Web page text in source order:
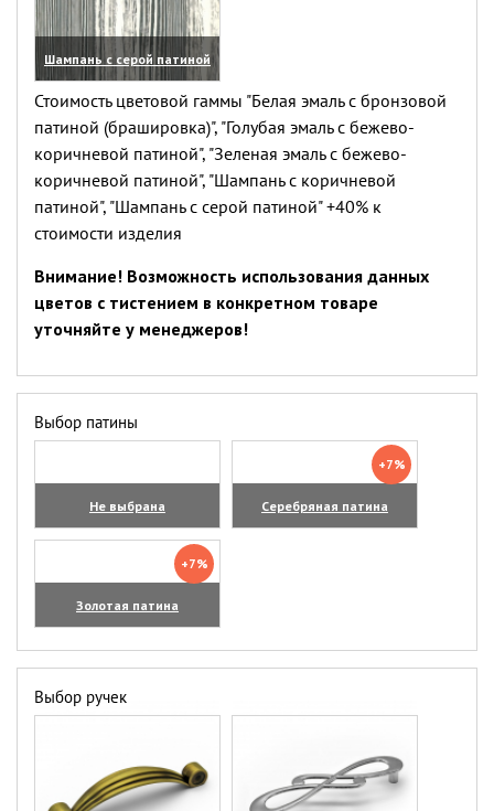
Шампань с серой патиной
(увеличить)
Стоимость цветовой гаммы "Белая эмаль с бронзовой
патиной (брашировка)", "Голубая эмаль с бежево-
коричневой патиной", "Зеленая эмаль с бежево-
коричневой патиной", "Шампань с коричневой
патиной", "Шампань с серой патиной" +40% к
стоимости изделия
Внимание! Возможность использования данных
цветов с тистением в конкретном товаре
уточняйте у менеджеров!
Выбор патины
Не выбрана Серебряная патина
+7%
Золотая патина
+7%
Выбор ручек